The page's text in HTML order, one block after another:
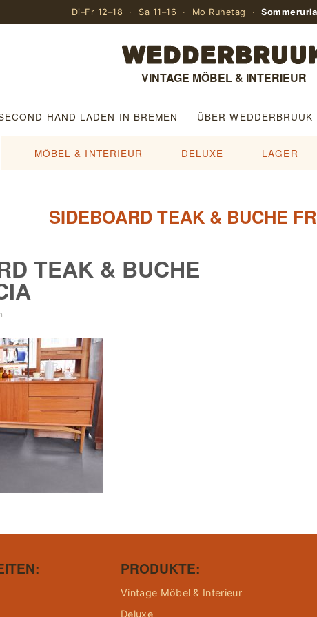
Di–Fr 12–18 · Sa 11–16 · Mo Ruhetag ·
VINTAGE MÖBEL & INTERIEUR
HAND LADEN IN BREMEN ÜBER WEDDERBRUUK
MÖBEL & INTERIEUR DELUXE LAGER
SIDEBOARD TEAK & BUCHE
TEAK & BUCHE
PRODUKTE:
Vintage Möbel & Interieur
Deluxe